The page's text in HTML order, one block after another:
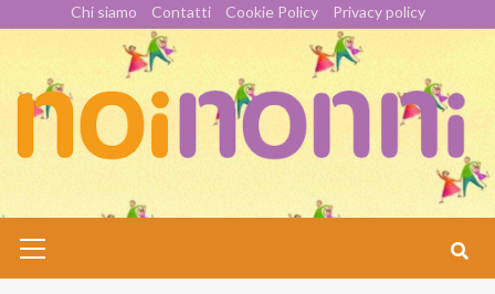
content
Chi siamo Contatti Cookie Policy Privacy policy
Menu